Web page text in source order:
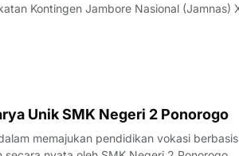
Kontingen Jambore Nasional (Jamnas)
khidmat dan penuh semangat ini
Unik SMK Negeri 2 Ponorogo
memajukan pendidikan vokasi berbasis